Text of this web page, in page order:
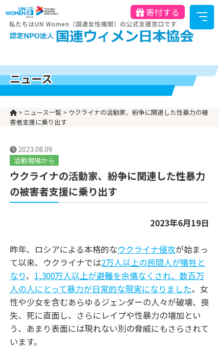
寄付する
ニュース
> ニュース一覧 > ウクライナの活動家、紛争に関連した性暴力の被
害者支援に乗り出す
2023.08.09
活動現場から
ウクライナの活動家、紛争に関連した性暴力
の被害者支援に乗り出す
2023年6月19日
昨年、ロシアによる本格的なウクライナ侵攻が始まっ
て以来、ウクライナでは2万人以上の民間人が犠牲と
なり、 1,300万人以上が避難を余儀なくされ、数百万
人の人にとって暴力が日常的な現実になりました。女
性や少女を含むあらゆるジェンダーの人々が破壊、喪
失、死に直面し、さらにレイプや性暴力の増加とい
う、あまり表面には現れない別の脅威にもさらされて
います。